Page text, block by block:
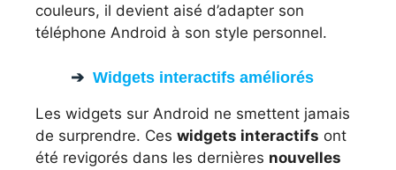
couleurs, il devient aisé d’adapter son
téléphone Android à son style personnel.
Widgets interactifs améliorés
Les widgets sur Android ne smettent jamais
de surprendre. Ces widgets interactifs ont
été revigorés dans les dernières nouvelles